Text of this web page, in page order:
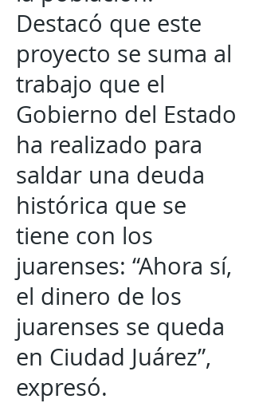
Destacó que este
proyecto se suma al
trabajo que el
Gobierno del Estado
ha realizado para
saldar una deuda
histórica que se
tiene con los
juarenses: “Ahora sí,
el dinero de los
juarenses se queda
en Ciudad Juárez”,
expresó.